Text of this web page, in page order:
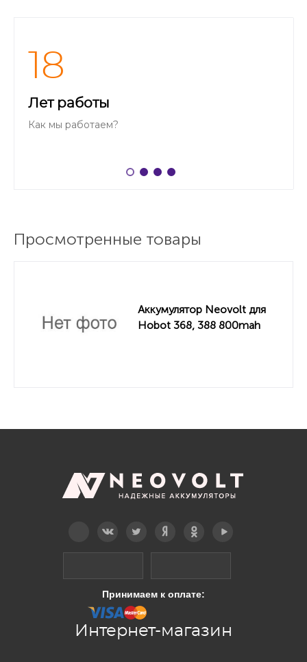
18
Лет работы
Как мы работаем?
Просмотренные товары
Аккумулятор Neovolt для
Hobot 368, 388 800mah
Принимаем к оплате:
Интернет-магазин